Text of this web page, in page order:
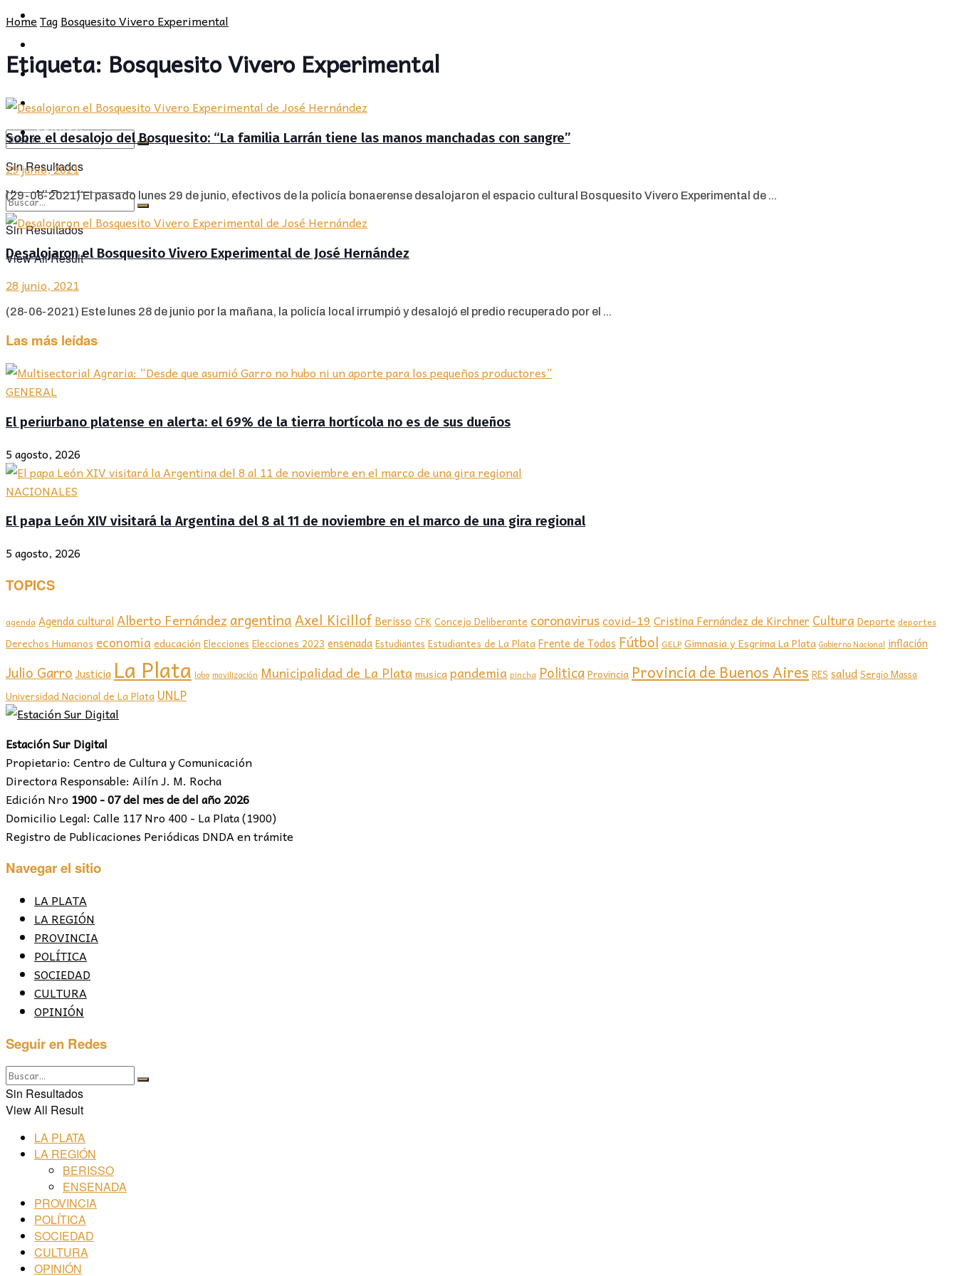
CULTURA
Sin Resultados
View All Result
PROVINCIA
SOCIEDAD
CULTURA
OPINIÓN
Sin Resultados
View All Result
HomeTagBosquesito Vivero Experimental
Etiqueta: Bosquesito Vivero Experimental
Sobre el desalojo del Bosquesito: “La familia Larrán tiene las manos manchadas con sangre”
29 junio, 2021
(29-06-2021) El pasado lunes 29 de junio, efectivos de la policía bonaerense desalojaron el espacio cultural Bosquesito Vivero Experimental de ...
Desalojaron el Bosquesito Vivero Experimental de José Hernández
28 junio, 2021
(28-06-2021) Este lunes 28 de junio por la mañana, la policía local irrumpió y desalojó el predio recuperado por el ...
Las más leídas
GENERAL
El periurbano platense en alerta: el 69% de la tierra hortícola no es de sus dueños
5 agosto, 2026
NACIONALES
El papa León XIV visitará la Argentina del 8 al 11 de noviembre en el marco de una gira regional
5 agosto, 2026
TOPICS
agenda Agenda culturalAlberto Fernández argentinaAxel Kicillof Berisso CFKConcejo Deliberante coronaviruscovid-19 Cristina Fernández de Kirchner Cultura Deporte deportes
Derechos Humanos economia educación Elecciones Elecciones 2023 ensenada Estudiantes Estudiantes de La PlataFrente de Todos Fútbol GELP Gimnasia y Esgrima La Plata Gobierno Nacional inflación
Julio Garro Justicia La Plata lobo movilización Municipalidad de La Plata musicapandemia pincha PoliticaProvincia Provincia de Buenos Aires RES saludSergio Massa
Universidad Nacional de La Plata UNLP
Estación Sur Digital
Propietario: Centro de Cultura y Comunicación
Directora Responsable: Ailín J. M. Rocha
Edición Nro 1900 - 07 del mes de del año 2026
Domicilio Legal: Calle 117 Nro 400 - La Plata (1900)
Registro de Publicaciones Periódicas DNDA en trámite
Navegar el sitio
LA PLATA
LA REGIÓN
PROVINCIA
POLÍTICA
SOCIEDAD
CULTURA
OPINIÓN
Seguir en Redes
Sin Resultados
View All Result
LA PLATA
LA REGIÓN
BERISSO
ENSENADA
PROVINCIA
POLÍTICA
SOCIEDAD
CULTURA
OPINIÓN